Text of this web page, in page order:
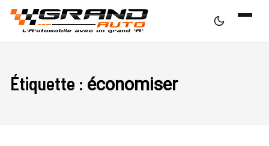
Étiquette : économiser